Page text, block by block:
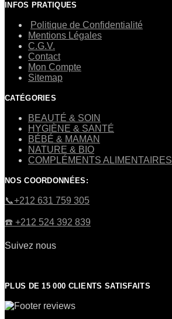
INFOS PRATIQUES
Politique de Confidentialité
Mentions Légales
C.G.V.
Contact
Mon Compte
Sitemap
CATÉGORIES
BEAUTÉ & SOIN
HYGIÈNE & SANTÉ
BÉBÉ & MAMAN
NATURE & BIO
COMPLÉMENTS ALIMENTAIRES
NOS COORDONNÉES:
​📞+212 631 759 305
☎️​ +212 524 392 839
Suivez nous
PLUS DE 15 000 CLIENTS SATISFAITS